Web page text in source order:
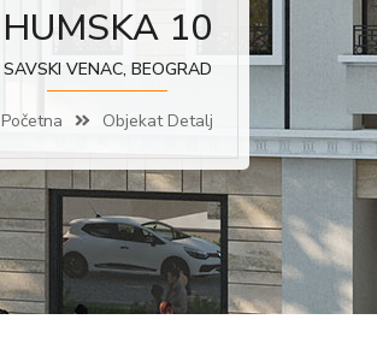
HUMSKA 10
SAVSKI VENAC, BEOGRAD
Početna Objekat Detalj